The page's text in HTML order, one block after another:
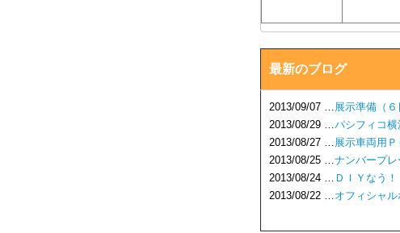
最新のブログ
2013/09/07 …
展示準備（６
2013/08/29 … パシフィコ
2013/08/27 …
展示車両用Ｐ
2013/08/25 … ナンバープレ
2013/08/24 …
ＤＩＹなう！
2013/08/22 … オフィシャ